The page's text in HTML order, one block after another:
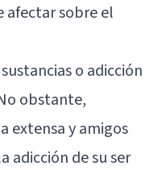
afectar sobre el
o adicción
obstante,
extensa y amigos
adicción de su ser